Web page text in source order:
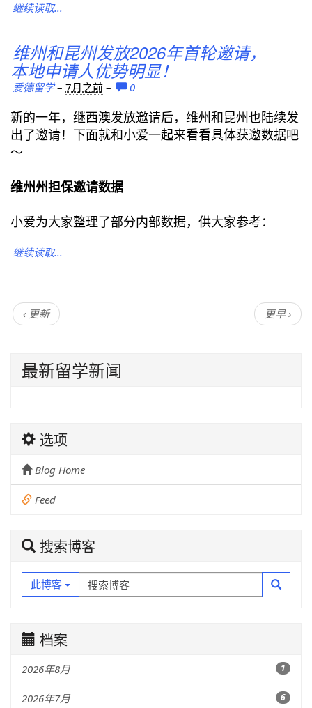
继续读取...
维州和昆州发放2026年首轮邀请，
本地申请人优势明显！
爱德留学– 7月之前 – 0
新的一年，继西澳发放邀请后，维州和昆州也陆续发
出了邀请！下面就和小爱一起来看看具体获邀数据吧
～
维州州担保邀请数据
小爱为大家整理了部分内部数据，供大家参考：
继续读取...
‹ 更新 更早 ›
最新留学新闻
选项
Blog Home
Feed
搜索博客
此博客
档案
2026年8月 1
2026年7月 6